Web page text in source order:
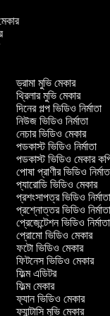
ড্রামা মুভি মেকার
থ্রিলার মুভি মেকার
দিনের গল্প ভিডিও নির্মাতা
নিউজ ভিডিও নির্মাতা
নেচার ভিডিও মেকার
পডকাস্ট ভিডিও নির্মাতা
পডকাস্ট ভিডিও মেকার কপি
পোষা প্রাণীর ভিডিও নির্মাতা
প্যারোডি ভিডিও মেকার
প্রশংসাপত্র ভিডিও নির্মাতা
প্রশ্নোত্তর ভিডিও নির্মাতা
প্রেজেন্টেশন ভিডিও নির্মাতা
প্রোমো ভিডিও মেকার
ফটো ভিডিও মেকার
ফিটনেস ভিডিও মেকার
ফিল্ম এডিটর
ফিল্ম মেকার
ফ্যান ভিডিও মেকার
ফ্যান্টাসি মুভি মেকার